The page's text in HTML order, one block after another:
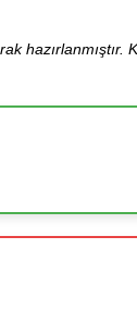
hazırlanmıştır.